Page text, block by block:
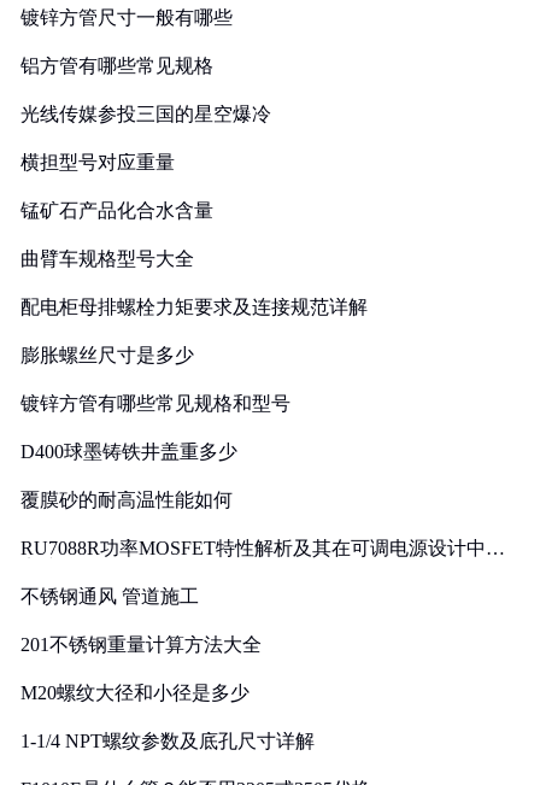
镀锌方管尺寸一般有哪些
铝方管有哪些常见规格
光线传媒参投三国的星空爆冷
横担型号对应重量
锰矿石产品化合水含量
曲臂车规格型号大全
配电柜母排螺栓力矩要求及连接规范详解
膨胀螺丝尺寸是多少
镀锌方管有哪些常见规格和型号
D400球墨铸铁井盖重多少
覆膜砂的耐高温性能如何
RU7088R功率MOSFET特性解析及其在可调电源设计中的
不锈钢通风 管道施工
201不锈钢重量计算方法大全
M20螺纹大径和小径是多少
1-1/4 NPT螺纹参数及底孔尺寸详解